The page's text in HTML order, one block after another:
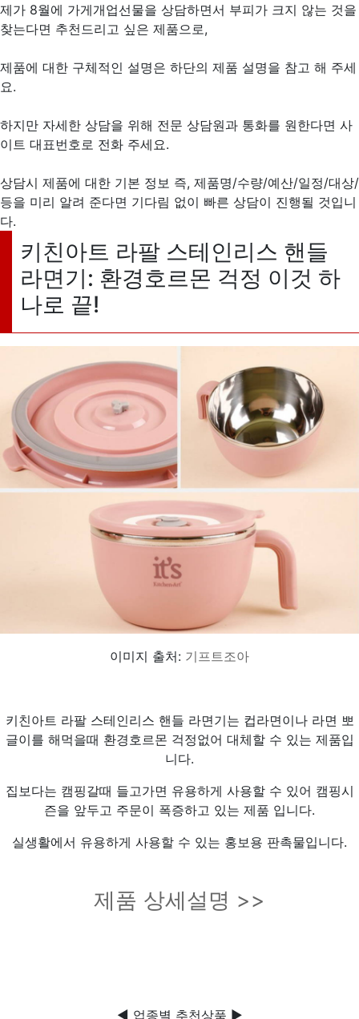
제가 8월에 가게개업선물을 상담하면서 부피가 크지 않는 것을
찾는다면 추천드리고 싶은 제품으로,
제품에 대한 구체적인 설명은 하단의 제품 설명을 참고 해 주세
요.
하지만 자세한 상담을 위해 전문 상담원과 통화를 원한다면 사
이트 대표번호로 전화 주세요.
상담시 제품에 대한 기본 정보 즉, 제품명/수량/예산/일정/대상/
등을 미리 알려 준다면 기다림 없이 빠른 상담이 진행될 것입니
다.
키친아트 라팔 스테인리스 핸들
라면기: 환경호르몬 걱정 이것 하
나로 끝!
이미지 출처: 기프트조아
키친아트 라팔 스테인리스 핸들 라면기는 컵라면이나 라면 뽀
글이를 해먹을때 환경호르몬 걱정없어 대체할 수 있는 제품입
니다.
집보다는 캠핑갈때 들고가면 유용하게 사용할 수 있어 캠핑시
즌을 앞두고 주문이 폭증하고 있는 제품 입니다.
실생활에서 유용하게 사용할 수 있는 홍보용 판촉물입니다.
제품 상세설명 >>
◀ 업종별 추천상품 ▶